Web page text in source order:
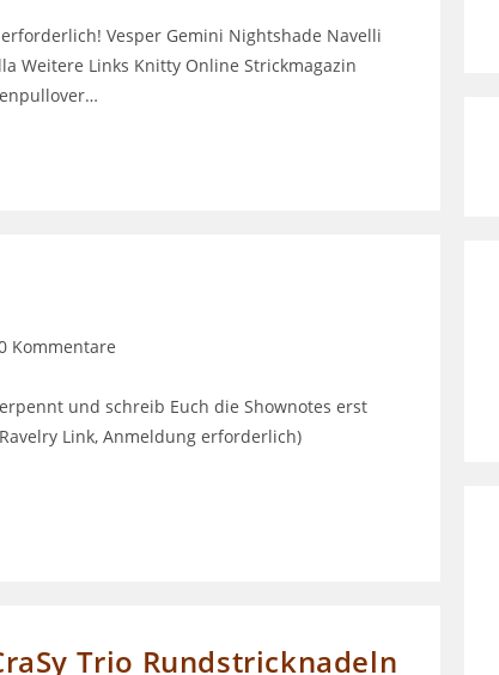
Vesper Gemini Nightshade Navelli
Weitere Links Knitty Online Strickmagazin
Kommentare
und schreib Euch die Shownotes erst
Link, Anmeldung erforderlich)
Trio Rundstricknadeln